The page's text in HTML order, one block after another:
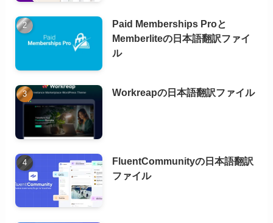
Paid Memberships Proと
Memberliteの日本語翻訳ファイ
ル
Workreapの日本語翻訳ファイル
FluentCommunityの日本語翻訳
ファイル